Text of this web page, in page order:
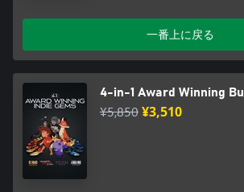
一番上に戻る
4-in-1 Award Winning
¥5,850¥3,510